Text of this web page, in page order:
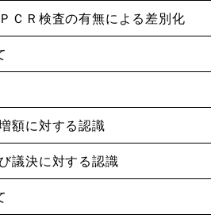
ＣＲ検査の有無による差別化
額に対する認識
議決に対する認識